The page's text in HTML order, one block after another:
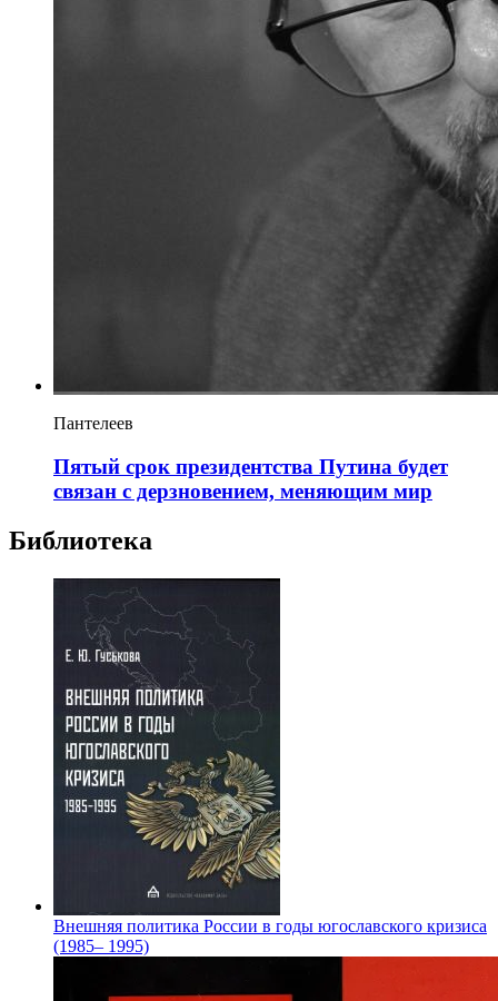
Пантелеев
Пятый срок президентства Путина будет
связан с дерзновением, меняющим мир
Библиотека
Внешняя политика России в годы югославского кризиса
(1985– 1995)